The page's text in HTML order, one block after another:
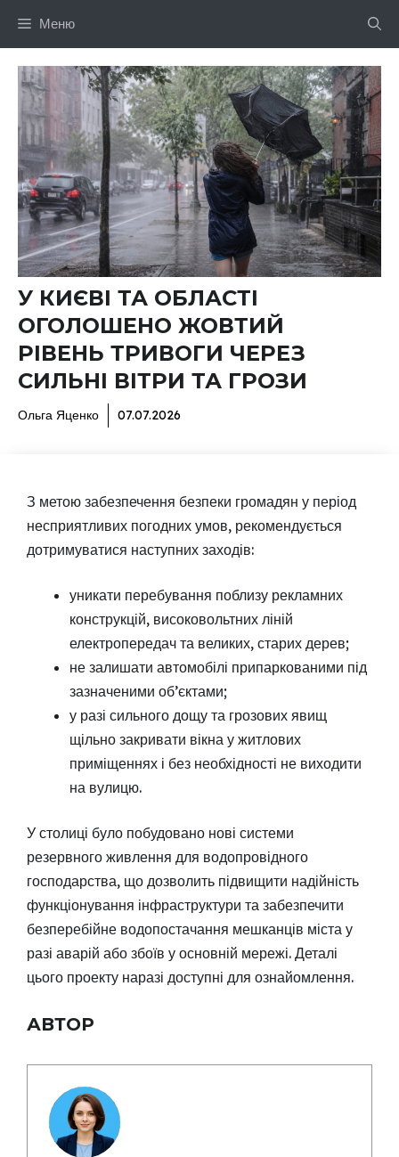
Меню
У КИЄВІ ТА ОБЛАСТІ
ОГОЛОШЕНО ЖОВТИЙ
РІВЕНЬ ТРИВОГИ ЧЕРЕЗ
СИЛЬНІ ВІТРИ ТА ГРОЗИ
Ольга Яценко 07.07.2026
З метою забезпечення безпеки громадян у період
несприятливих погодних умов, рекомендується
дотримуватися наступних заходів:
уникати перебування поблизу рекламних
конструкцій, високовольтних ліній
електропередач та великих, старих дерев;
не залишати автомобілі припаркованими під
зазначеними об’єктами;
у разі сильного дощу та грозових явищ
щільно закривати вікна у житлових
приміщеннях і без необхідності не виходити
на вулицю.
У столиці було побудовано нові системи
резервного живлення для водопровідного
господарства, що дозволить підвищити надійність
функціонування інфраструктури та забезпечити
безперебійне водопостачання мешканців міста у
разі аварій або збоїв у основній мережі. Деталі
цього проекту наразі доступні для ознайомлення.
АВТОР